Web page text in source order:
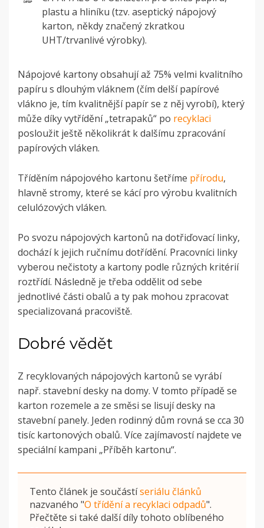
plastu a hliníku (tzv. aseptický nápojový
karton, někdy značený zkratkou
UHT/trvanlivé výrobky).
Nápojové kartony obsahují až 75% velmi kvalitního
papíru s dlouhým vláknem (čím delší papírové
vlákno je, tím kvalitnější papír se z něj vyrobí), který
může díky vytřídění „tetrapaků“ po recyklaci
posloužit ještě několikrát k dalšímu zpracování
papírových vláken.
Tříděním nápojového kartonu šetříme přírodu,
hlavně stromy, které se kácí pro výrobu kvalitních
celulózových vláken.
Po svozu nápojových kartonů na dotřiďovací linky,
dochází k jejich ručnímu dotřídění. Pracovníci linky
vyberou nečistoty a kartony podle různých kritérií
roztřídí. Následně je třeba oddělit od sebe
jednotlivé části obalů a ty pak mohou zpracovat
specializovaná pracoviště.
Dobré vědět
Z recyklovaných nápojových kartonů se vyrábí
např. stavební desky na domy. V tomto případě se
karton rozemele a ze směsi se lisují desky na
stavební panely. Jeden rodinný dům rovná se cca 30
tisíc kartonových obalů. Více zajímavostí najdete ve
speciální kampani „Příběh kartonu“.
Tento článek je součástíseriálu článků
nazvaného "O třídění a recyklaci odpadů".
Přečtěte si také další díly tohoto oblíbeného